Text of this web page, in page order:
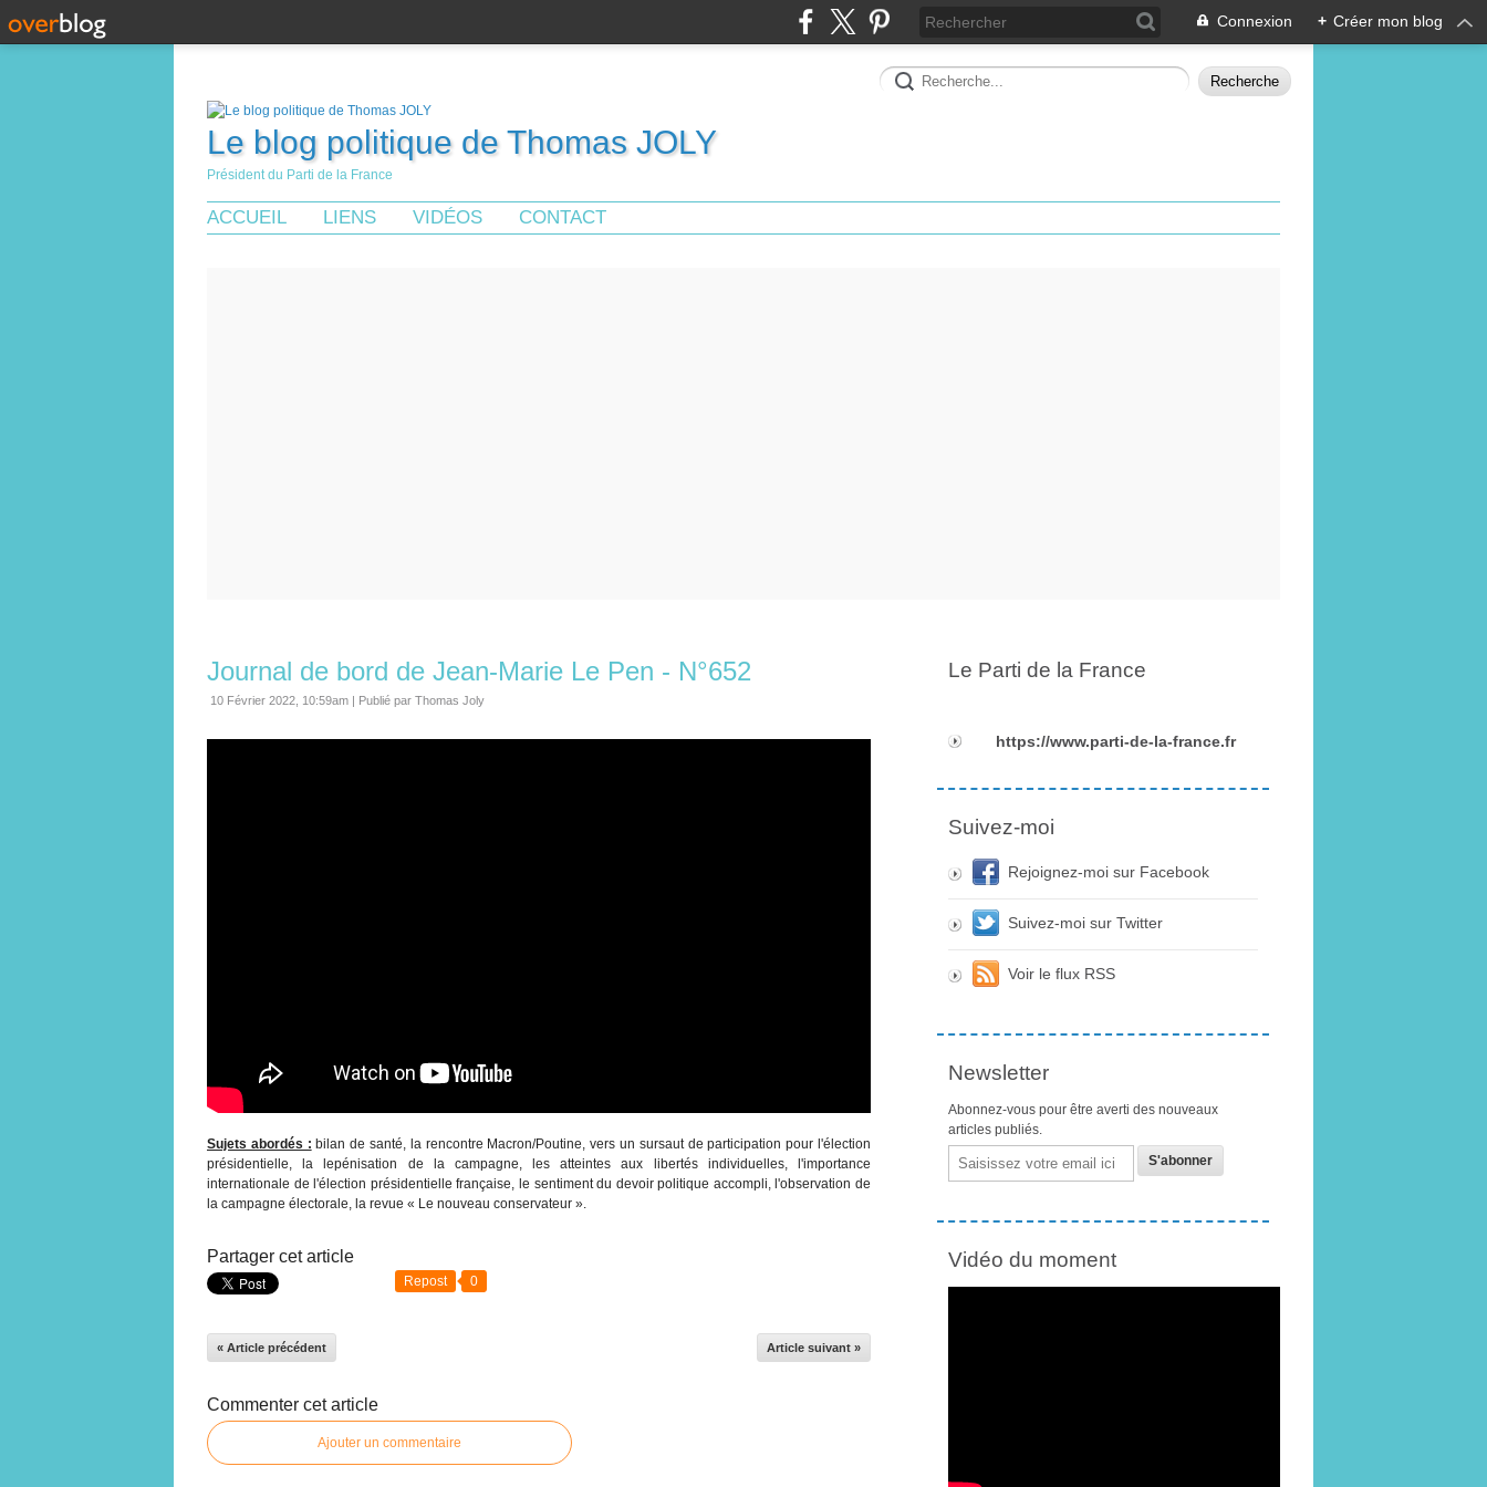
Connexion + Créer mon blog
Le blog politique de Thomas JOLY
Président du Parti de la France
ACCUEIL LIENS VIDÉOS CONTACT
Journal de bord de Jean-Marie Le Pen - N°652
10 Février 2022, 10:59am | Publié par Thomas Joly
Sujets abordés : bilan de santé, la rencontre Macron/Poutine, vers un sursaut de participation pour l'élection
présidentielle, la lepénisation de la campagne, les atteintes aux libertés individuelles, l'importance
internationale de l'élection présidentielle française, le sentiment du devoir politique accompli, l'observation de
la campagne électorale, la revue « Le nouveau conservateur ».
Partager cet article
Repost 0
« Article précédent Article suivant »
Commenter cet article
Ajouter un commentaire
Le Parti de la France
https://www.parti-de-la-france.fr
Suivez-moi
Rejoignez-moi sur Facebook
Suivez-moi sur Twitter
Voir le flux RSS
Newsletter
Abonnez-vous pour être averti des nouveaux
articles publiés.
Email
Vidéo du moment